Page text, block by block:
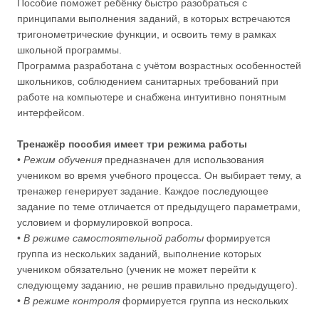
Пособие поможет ребёнку быстро разо­браться с
принципами выполнения заданий, в ко­то­рых встречаются
тригонометри­ческие функции, и освоить тему в рам­ках
школьной программы.
Программа разработана с учётом возрастных особенностей
школьников, соблюдением санитарных требований при
работе на компьютере и снабжена интуитивно понятным
интерфейсом.
Тренажёр пособия имеет три режима работы
• Режим обучения предназначен для использования
учеником во время учебного процесса. Он выбирает тему, а
тренажер генерирует задание. Каждое последующее
задание по теме отличается от предыдущего параметрами,
условием и формулировкой вопроса.
• В режиме самостоятельной работы формируется
группа из нескольких заданий, выполнение которых
учеником обязательно (ученик не может перейти к
следующему заданию, не решив правильно предыдущего).
• В режиме контроля формируется группа из нескольких